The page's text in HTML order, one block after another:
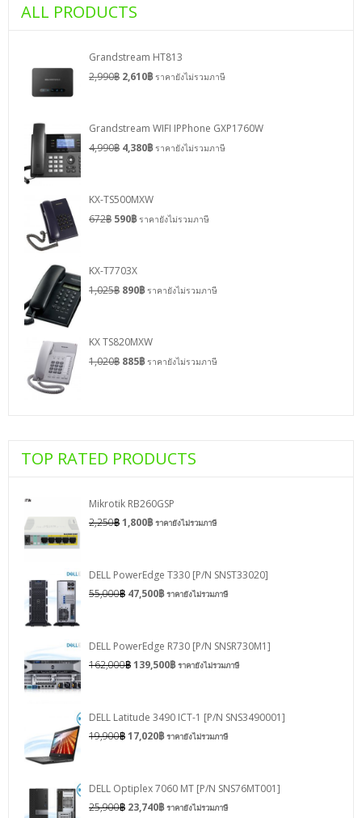
ALL PRODUCTS
Grandstream HT813
2,990฿ 2,610฿ ราคายังไม่รวมภาษี
Grandstream WIFI IPPhone GXP1760W
4,990฿ 4,380฿ ราคายังไม่รวมภาษี
KX-TS500MXW
672฿ 590฿ ราคายังไม่รวมภาษี
KX-T7703X
1,025฿ 890฿ ราคายังไม่รวมภาษี
KX TS820MXW
1,020฿ 885฿ ราคายังไม่รวมภาษี
TOP RATED PRODUCTS
Mikrotik RB260GSP
2,250฿1,800฿ ราคายังไม่รวมภาษี
DELL PowerEdge T330 [P/N SNST33020]
55,000฿ 47,500฿ ราคายังไม่รวมภาษี
DELL PowerEdge R730 [P/N SNSR730M1]
162,000฿139,500฿ ราคายังไม่รวมภาษี
DELL Latitude 3490 ICT-1 [P/N SNS3490001]
19,900฿17,020฿ ราคายังไม่รวมภาษี
DELL Optiplex 7060 MT [P/N SNS76MT001]
25,900฿ 23,740฿ ราคายังไม่รวมภาษี